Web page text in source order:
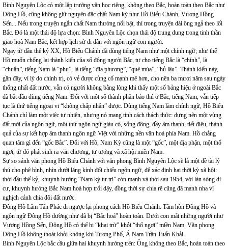
Bình Nguyên Lộc có một lập trường văn học riêng, không theo Bắc, hoàn toàn theo Bắc như
Đông Hồ, cũng không giữ nguyên đặc chất Nam kỳ như Hồ Biểu Chánh, Vương Hồng
Sển... Nếu trong truyện ngắn chất Nam thường nổi bật, thì trong truyện dài ông ngả theo lối
Bắc. Đó là một thái độ lựa chọn: Bình Nguyên Lộc chọn thái độ trung dung trong tinh thần
giao hoà Nam Bắc, kết hợp lịch sử di dân với ngôn ngữ con người.
Ngay từ đầu thế kỷ XX, Hồ Biểu Chánh đã dùng tiếng Nam như một chính ngữ; như thể
Hồ muốn chống lại thành kiến của số đông người Bắc, tự cho tiếng Bắc là “chính”, là
“chuẩn”, tiếng Nam là “phụ”, là tiếng “địa phương”, “quê mùa”, “hủ lậu”. Thành kiến này,
gần đây, vì lý do chính trị, có vẻ được củng cố mạnh mẽ hơn, cho nên ba mươi năm sau ngày
thống nhất đất nước, vẫn có người không bằng lòng khi thấy một số bảng hiệu ở ngoài Bắc
đã bắt đầu dùng tiếng Nam. Đối với môt số thành phần bảo thủ ở Bắc, tiếng Nam, vẫn tiếp
tục là thứ tiếng ngoại vi “không chấp nhận” được. Dùng tiếng Nam làm chính ngữ, Hồ Biểu
Chánh chỉ làm một việc tự nhiên, nhưng nó mang tính cách thách thức: dựng nên một vùng
đất mới của ngôn ngữ, một thứ ngôn ngữ giàu có, sống động, đầy âm thanh, tiết điệu, thành
quả của sự kết hợp âm thanh ngôn ngữ Việt với những nền văn hoá phía Nam. Hồ chẳng
quan tâm gì đến “gốc Bắc”. Đối với Hồ, Nam Kỳ cũng là một “gốc”, một địa phận, một thổ
ngơi, từ đó phát sinh ra văn chương, tư tưởng và xã hội miền Nam.
Sự so sánh văn phong Hồ Biểu Chánh với văn phong Bình Nguyên Lộc sẽ là một đề tài lý
thú cho phê bình, nhìn dưới lăng kính đối chiếu ngôn ngữ, để xác định hai thời kỳ xã hội:
thời đầu thế kỷ, khuynh hướng “Nam kỳ tự trị” còn mạnh và thời sau 1954, với làn sóng di
cư, khuynh hướng Bắc Nam hoà hợp trổi dậy, đồng thời sự chia rẽ cũng đã manh nha vì
nghịch cảnh chia đôi đất nước.
Đông Hồ Lâm Tấn Phác đi ngược lại phong cách Hồ Biểu Chánh. Tâm hồn Đông Hồ và
ngôn ngữ Đông Hồ dường như đã bị “Bắc hoá” hoàn toàn. Dưới con mắt những người như
Vương Hồng Sển, Đông Hồ có thể bị “khai trừ” khỏi “thổ ngơi” miền Nam. Văn phong
Đông Hồ không thoát khỏi không khí Tương Phố, Á Nam Trần Tuấn Khải.
Bình Nguyên Lộc bắc cầu giữa hai khuynh hướng trên: Ông không theo Bắc, hoàn toàn theo